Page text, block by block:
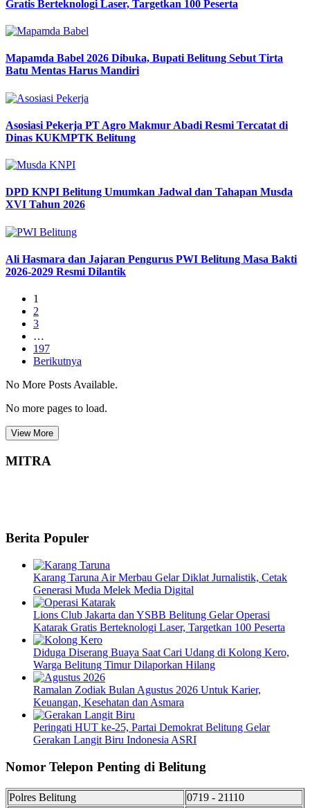
Gratis Berteknologi Laser, Targetkan 100 Peserta
Mapamda Babel 2026 Dibuka, Bupati Belitung Sebut Tirta
Batu Mentas Harus Mandiri
Asosiasi Pekerja PT Agro Makmur Abadi Resmi Tercatat di
Dinas KUKMPTK Belitung
DPD KNPI Belitung Umumkan Jadwal dan Tahapan Musda
XVI Tahun 2026
Ali Hasmara dan Jajaran Pengurus PWI Belitung Masa Bakti
2026-2029 Resmi Dilantik
1
2
3
…
197
Berikutnya
No More Posts Available.
No more pages to load.
View More
MITRA
Berita Populer
Karang Taruna Air Merbau Gelar Diklat Jurnalistik, Cetak
Generasi Muda Melek Media Digital
Lions Club Jakarta dan YSBB Belitung Gelar Operasi
Katarak Gratis Berteknologi Laser, Targetkan 100 Peserta
Diduga Diserang Buaya Saat Cari Udang di Kolong Kero,
Warga Belitung Timur Dilaporkan Hilang
Ramalan Zodiak Bulan Agustus 2026 Untuk Karier,
Keuangan, Kesehatan dan Asmara
Peringati HUT ke-25, Partai Demokrat Belitung Gelar
Gerakan Langit Biru Indonesia ASRI
Nomor Telepon Penting di Belitung
Polres Belitung
0719 - 21110